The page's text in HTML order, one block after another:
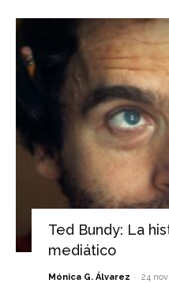
Ted Bundy: La
mediático
Mónica G. Álvarez - 24